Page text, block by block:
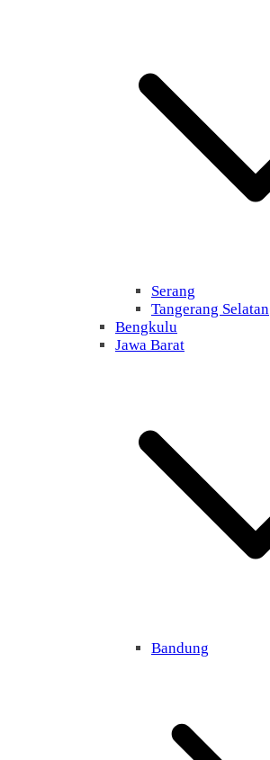
Serang
Tangerang Selatan
Bengkulu
Jawa Barat
Bandung